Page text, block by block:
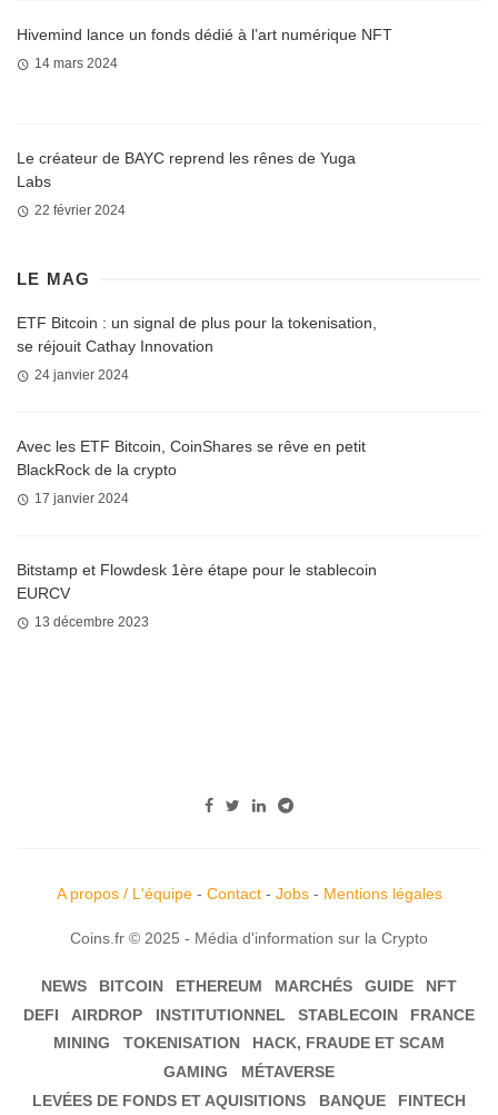
Hivemind lance un fonds dédié à l’art numérique NFT
14 mars 2024
Le créateur de BAYC reprend les rênes de Yuga
Labs
22 février 2024
LE MAG
ETF Bitcoin : un signal de plus pour la tokenisation,
se réjouit Cathay Innovation
24 janvier 2024
Avec les ETF Bitcoin, CoinShares se rêve en petit
BlackRock de la crypto
17 janvier 2024
Bitstamp et Flowdesk 1ère étape pour le stablecoin
EURCV
13 décembre 2023
A propos / L'équipe- Contact- Jobs- Mentions légales
Coins.fr © 2025 - Média d'information sur la Crypto
NEWS BITCOIN ETHEREUM MARCHÉS GUIDE
NFT
DEFI
AIRDROP INSTITUTIONNEL STABLECOIN
FRANCE
MINING
TOKENISATION
HACK, FRAUDE ET SCAM
GAMING
MÉTAVERSE
LEVÉES DE FONDS ET AQUISITIONS
BANQUE FINTECH